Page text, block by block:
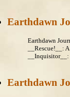
Earthdawn
Earthdawn
__Rescue!__:
Earthdawn